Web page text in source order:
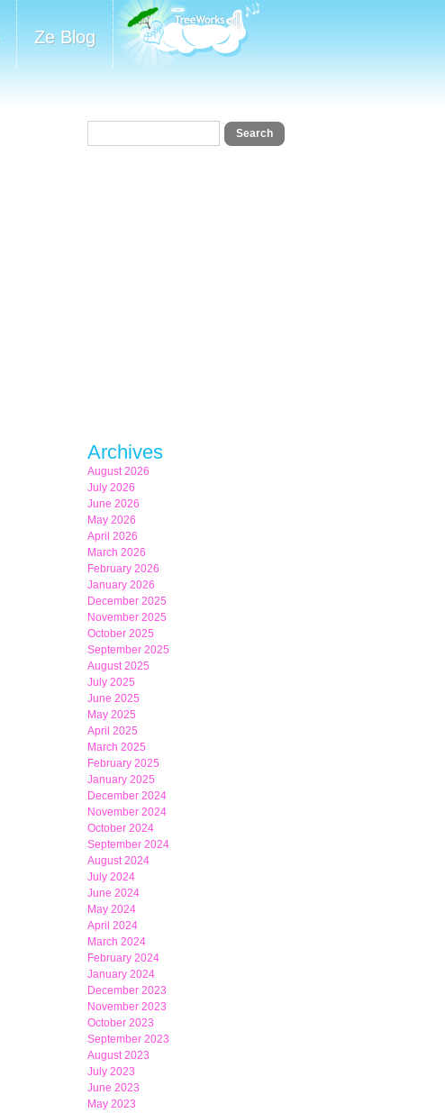
Ze Blog
Archives
August 2026
July 2026
June 2026
May 2026
April 2026
March 2026
February 2026
January 2026
December 2025
November 2025
October 2025
September 2025
August 2025
July 2025
June 2025
May 2025
April 2025
March 2025
February 2025
January 2025
December 2024
November 2024
October 2024
September 2024
August 2024
July 2024
June 2024
May 2024
April 2024
March 2024
February 2024
January 2024
December 2023
November 2023
October 2023
September 2023
August 2023
July 2023
June 2023
May 2023